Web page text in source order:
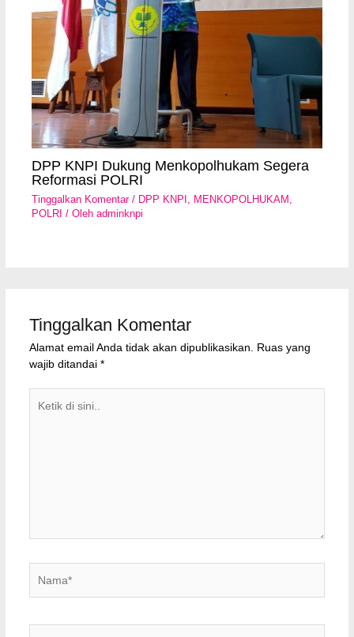
DPP KNPI Dukung Menkopolhukam Segera
Reformasi POLRI
Tinggalkan Komentar / DPP KNPI MENKOPOLHUKAM
POLRI / Olehadminknpi
Tinggalkan Komentar
Alamat email Anda tidak akan dipublikasikan.
Ruas yang
wajib ditandai *